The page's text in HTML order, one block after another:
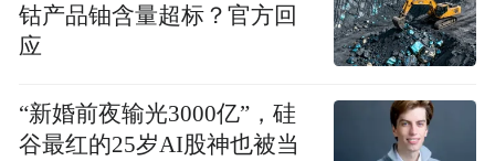
钴产品铀含量超标？官方回
应
“新婚前夜输光3000亿”，硅
谷最红的25岁AI股神也被当